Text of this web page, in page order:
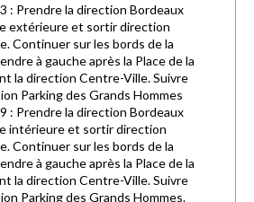
: Prendre la direction Bordeaux
extérieure et sortir direction
Continuer sur les bords de la
à gauche après la Place de la
la direction Centre-Ville. Suivre
Parking des Grands Hommes
: Prendre la direction Bordeaux
intérieure et sortir direction
Continuer sur les bords de la
à gauche après la Place de la
la direction Centre-Ville. Suivre
Parking des Grands Hommes.